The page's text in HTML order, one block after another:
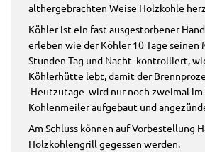
althergebrachten Weise Holzkohle
Köhler ist ein fast ausgestorbener
erleben wie der Köhler 10 Tage seinen
Stunden Tag und Nacht kontrolliert,
Köhlerhütte lebt, damit der
Heutzutage wird nur noch zweimal im
Kohlenmeiler aufgebaut und
Am Schluss können auf Vorbestellung
Holzkohlengrill gegessen werden.